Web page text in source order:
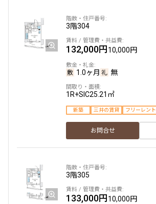
3階304
132,000円10,000円
1.0ヶ月 無
1R+SIC25.21㎡
新築 三井の賃貸 フリーレント
お問合せ
3階305
133,000円10,000円